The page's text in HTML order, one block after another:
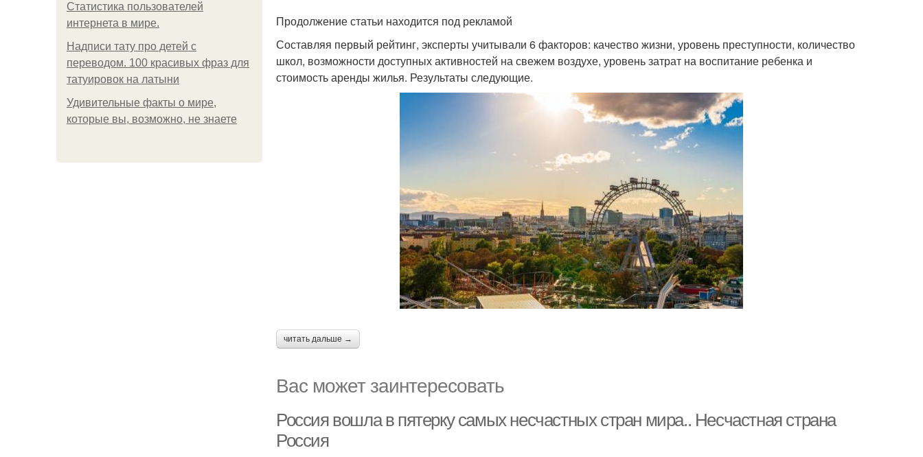
Статистика пользователей
интернета в мире.
Надписи тату про детей с
переводом. 100 красивых фраз для
татуировок на латыни
Удивительные факты о мире,
которые вы, возможно, не знаете
Продолжение статьи находится под рекламой
Составляя первый рейтинг, эксперты учитывали 6 факторов: качество жизни, уровень преступности, количество
школ, возможности доступных активностей на свежем воздухе, уровень затрат на воспитание ребенка и
стоимость аренды жилья. Результаты следующие.
читать дальше →
Вас может заинтересовать
Россия вошла в пятерку самых несчастных стран мира.. Несчастная страна
Россия